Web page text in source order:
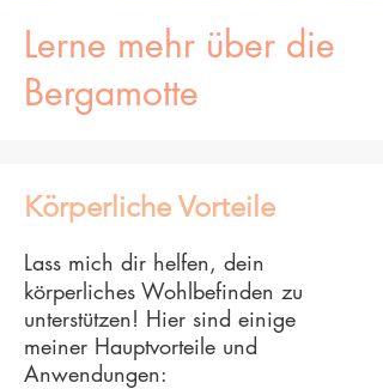
Lerne mehr über die
Bergamotte
Körperliche Vorteile
Lass mich dir helfen, dein
körperliches Wohlbefinden zu
unterstützen! Hier sind einige
meiner Hauptvorteile und
Anwendungen: